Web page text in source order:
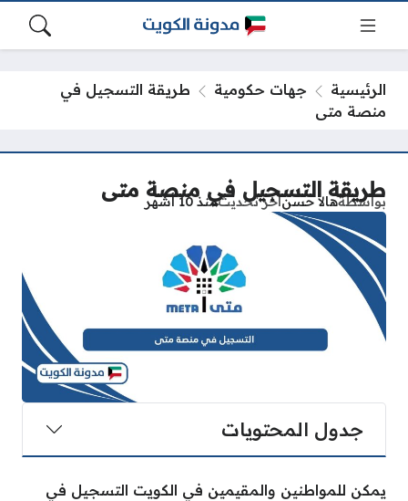
الرئيسية جهات حكومية
طريقة التسجيل في
منصة متى
طريقة التسجيل في منصة متى
بواسطةهالا حسنآخر تحديثمنذ 10 أشهر
جدول المحتويات
يمكن للمواطنين والمقيمين في الكويت التسجيل في